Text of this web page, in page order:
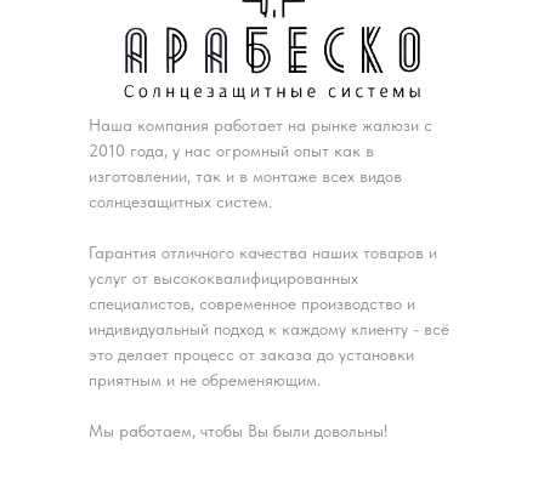
Наша компания работает на рынке жалюзи с
2010 года, у нас огромный опыт как в
изготовлении, так и в монтаже всех видов
солнцезащитных систем.
Гарантия отличного качества наших товаров и
услуг от высококвалифицированных
специалистов, современное производство и
индивидуальный подход к каждому клиенту - всё
это делает процесс от заказа до установки
приятным и не обременяющим.
Мы работаем, чтобы Вы были довольны!